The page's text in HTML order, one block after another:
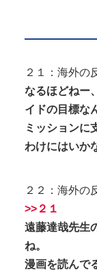
２１：海外の
なるほどねー
イドの目標な
ミッションに
わけにはいか
２２：海外の
>>２１
遠藤達哉先生
ね。
漫画を読んで